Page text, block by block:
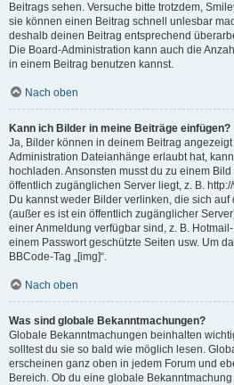
Beitrags sehen. Versuche bitte trotzdem,
sie können einen Beitrag schnell unlesbar
deshalb deinen Beitrag entsprechend
Die Board-Administration kann auch die
in einem Beitrag benutzen kannst.
Nach oben
Kann ich Bilder in meine Beiträge einfügen?
Ja, Bilder können in deinem Beitrag
Administration Dateianhänge erlaubt hat,
hochladen. Ansonsten musst du zu einem
öffentlich zugänglichen Server liegt, z. B.
Du kannst weder Bilder verlinken, die sich
(außer es ist ein öffentlich zugänglicher
einer Anmeldung verfügbar sind, z. B.
einem Passwort geschützte Seiten usw. Um
BBCode-Tag „[img]“.
Nach oben
Was sind globale Bekanntmachungen?
Globale Bekanntmachungen beinhalten
solltest du sie so bald wie möglich lesen.
erscheinen ganz oben in jedem Forum und
Bereich. Ob du eine globale